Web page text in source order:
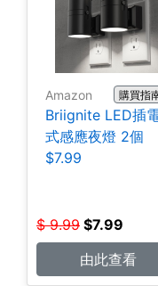
Amazon 購買指
Briignite LED插
式感應夜燈 2個
$7.99
$ 9.99 $7.99
由此查看